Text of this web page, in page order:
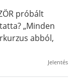
próbált
„Minden
abból,
Jelentés